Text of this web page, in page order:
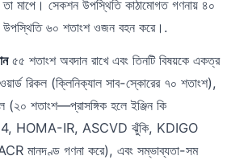
তা মাপে। সেকশন উপস্থিতি কাঠামোগত গণনায় ৪০
উপস্থিতি ৬০ শতাংশ ওজন বহন করে।.
৫৫ শতাংশ অবদান রাখে এবং তিনটি বিষয়কে একত্র
রিকল (ক্লিনিক্যাল সাব-স্কোরের ৭০ শতাংশ),
(২০ শতাংশ—প্রাসঙ্গিক হলে ইঞ্জিন কি
HOMA-IR, ASCVD ঝুঁকি, KDIGO
মানদণ্ড গণনা করে), এবং সম্ভাব্যতা-সম